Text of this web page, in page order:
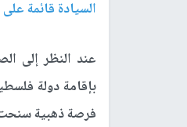
السيادة قائمة
عند النظر إلى
بإقامة دولة
فرصة ذهبية سنحت